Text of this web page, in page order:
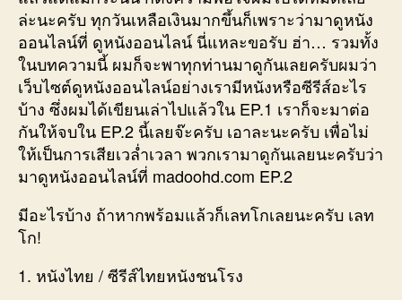
ล่ะนะครับ ทุกวันเหลือเงินมากขึ้นก็เพราะว่ามาดูหนัง
ออนไลน์ที่ ดูหนังออนไลน์ นี่แหละขอรับ ฮ่า… รวมทั้ง
ในบทความนี้ ผมก็จะพาทุกท่านมาดูกันเลยครับผมว่า
เว็บไซต์ดูหนังออนไลน์อย่างเรามีหนังหรือซีรีส์อะไร
บ้าง ซึ่งผมได้เขียนเล่าไปแล้วใน EP.1 เราก็จะมาต่อ
กันให้จบใน EP.2 นี้เลยจ๊ะครับ เอาละนะครับ เพื่อไม่
ให้เป็นการเสียเวล่ำเวลา พวกเรามาดูกันเลยนะครับว่า
มาดูหนังออนไลน์ที่ madoohd.com EP.2
มีอะไรบ้าง ถ้าหากพร้อมแล้วก็เลทโกเลยนะครับ เลท
โก!
1. หนังไทย / ซีรีส์ไทยหนังชนโรง